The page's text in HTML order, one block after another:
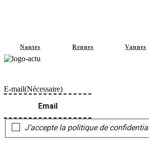
Nantes Rennes Vannes
E-mail(Nécessaire)
J’accepte la politique de